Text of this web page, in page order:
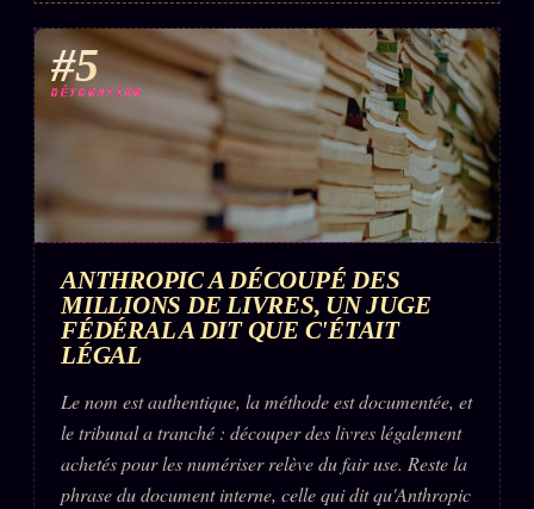
#5
DÉTONATION
ANTHROPIC A DÉCOUPÉ DES
MILLIONS DE LIVRES, UN JUGE
FÉDÉRAL A DIT QUE C'ÉTAIT
LÉGAL
Le nom est authentique, la méthode est documentée, et
le tribunal a tranché : découper des livres légalement
achetés pour les numériser relève du fair use. Reste la
phrase du document interne, celle qui dit qu'Anthropic